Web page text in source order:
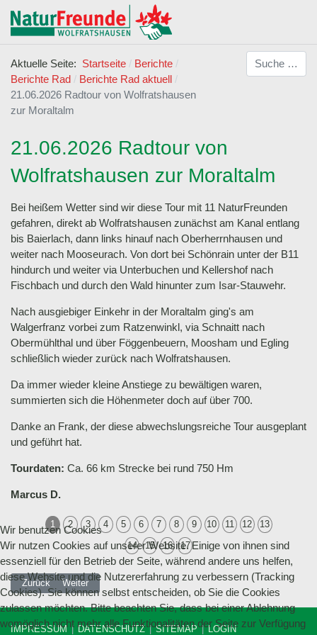
Aktuelle Seite: Startseite
Berichte
Berichte Rad
Berichte Rad aktuell
21.06.2026 Radtour von Wolfratshausen
zur Moraltalm
Suchen
21.06.2026 Radtour von
Wolfratshausen zur Moraltalm
Bei heißem Wetter sind wir diese Tour mit 11 NaturFreunden
gefahren, direkt ab Wolfratshausen zunächst am Kanal entlang
bis Baierlach, dann links hinauf nach Oberherrnhausen und
weiter nach Mooseurach. Von dort bei Schönrain unter der B11
hindurch und weiter via Unterbuchen und Kellershof nach
Fischbach und durch den Wald hinunter zum Isar-Stauwehr.
Nach ausgiebiger Einkehr in der Moraltalm ging's am
Walgerfranz vorbei zum Ratzenwinkl, via Schnaitt nach
Obermühlthal und über Föggenbeuern, Moosham und Egling
schließlich wieder zurück nach Wolfratshausen.
Da immer wieder kleine Anstiege zu bewältigen waren,
summierten sich die Höhenmeter doch auf über 700.
Danke an Frank, der diese abwechslungsreiche Tour ausgeplant
und geführt hat.
Tourdaten: Ca. 66 km Strecke bei rund 750 Hm
Marcus D.
1 2 3 4 5 6 7 8 9 10 11 12 13
14 15 16 17
Vorheriger Beitrag: 05.07.2026 MTB-Tour von Rottach-Egern zur
Zurück Nächster Beitrag: 07.06.2026 MTB-Tour um den Wandberg
Weiter
IMPRESSUM DATENSCHUTZ SITEMAP LOGIN
Wir benutzen Cookies
Wir nutzen Cookies auf unserer Website. Einige von ihnen sind
essenziell für den Betrieb der Seite, während andere uns helfen,
diese Website und die Nutzererfahrung zu verbessern (Tracking
Cookies). Sie können selbst entscheiden, ob Sie die Cookies
zulassen möchten. Bitte beachten Sie, dass bei einer Ablehnung
womöglich nicht mehr alle Funktionalitäten der Seite zur Verfügung